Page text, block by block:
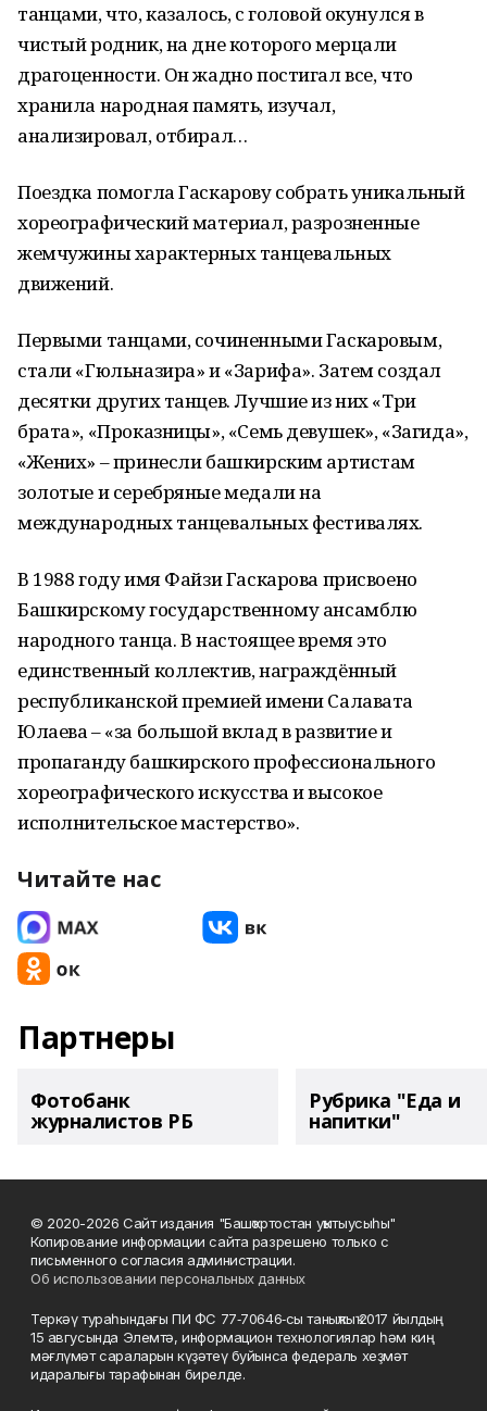
танцами, что, казалось, с головой окунулся в
чистый родник, на дне которого мерцали
драгоценности. Он жадно постигал все, что
хранила народная память, изучал,
анализировал, отбирал…
Поездка помогла Гаскарову собрать уникальный
хореографический материал, разрозненные
жемчужины характерных танцевальных
движений.
Первыми танцами, сочиненными Гаскаровым,
стали «Гюльназира» и «Зарифа». Затем создал
десятки других танцев. Лучшие из них «Три
брата», «Проказницы», «Семь девушек», «Загида»,
«Жених» – принесли башкирским артистам
золотые и серебряные медали на
международных танцевальных фестивалях.
В 1988 году имя Файзи Гаскарова присвоено
Башкирскому государственному ансамблю
народного танца. В настоящее время это
единственный коллектив, награждённый
республиканской премией имени Салавата
Юлаева – «за большой вклад в развитие и
пропаганду башкирского профессионального
хореографического искусства и высокое
исполнительское мастерство».
Читайте нас
Партнеры
Фотобанк
журналистов РБ
Рубрика "Еда и
напитки"
© 2020-2026 Сайт издания "Башҡортостан уҡытыусыһы"
Копирование информации сайта разрешено только с
письменного согласия администрации.
Об использовании персональных данных
Теркәү тураһындағы ПИ ФС 77‑70646‑сы таныҡлыҡ 2017 йылдың
15 авгусында Элемтә, информацион технологиялар һәм киң
мәғлүмәт сараларын күҙәтеү буйынса федераль хеҙмәт
идаралығы тарафынан бирелде.